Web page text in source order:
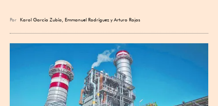
Por Karol García Zubía Emmanuel Rodríguez yArturo Rojas